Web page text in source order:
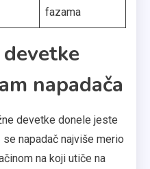
fazama
napadača
devetke donele jeste
napadač najviše merio
na koji utiče na